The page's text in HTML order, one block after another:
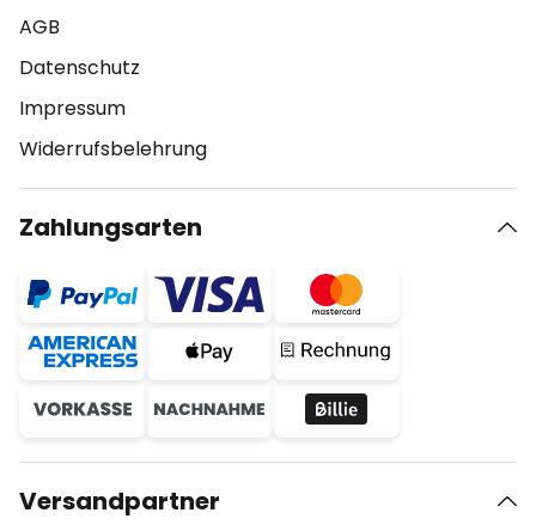
AGB
Datenschutz
Impressum
Widerrufsbelehrung
Zahlungsarten
Versandpartner